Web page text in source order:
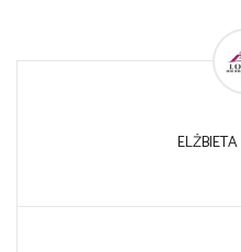
ELŻBIETA